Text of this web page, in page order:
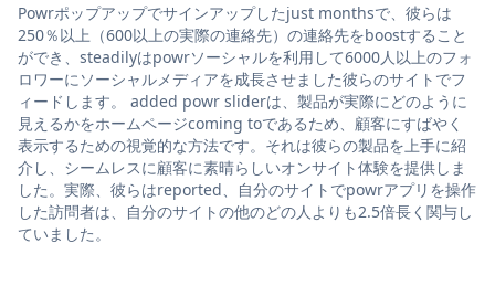
Powrポップアップでサインアップしたjust monthsで、彼らは
250％以上（600以上の実際の連絡先）の連絡先をboostすること
ができ、steadilyはpowrソーシャルを利用して6000人以上のフォ
ロワーにソーシャルメディアを成長させました彼らのサイトでフ
ィードします。 added powr sliderは、製品が実際にどのように
見えるかをホームページcoming toであるため、顧客にすばやく
表示するための視覚的な方法です。それは彼らの製品を上手に紹
介し、シームレスに顧客に素晴らしいオンサイト体験を提供しま
した。実際、彼らはreported、自分のサイトでpowrアプリを操作
した訪問者は、自分のサイトの他のどの人よりも2.5倍長く関与し
ていました。